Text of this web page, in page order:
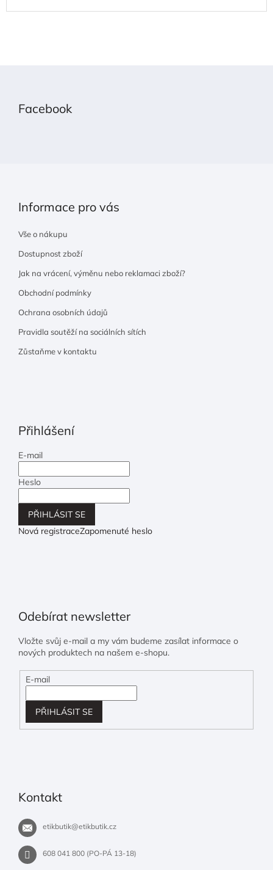
Facebook
Informace pro vás
Vše o nákupu
Dostupnost zboží
Jak na vrácení, výměnu nebo reklamaci zboží?
Obchodní podmínky
Ochrana osobních údajů
Pravidla soutěží na sociálních sítích
Zůstaňme v kontaktu
Přihlášení
E-mail
Heslo
PŘIHLÁSIT SE
Nová registraceZapomenuté heslo
Odebírat newsletter
Vložte svůj e-mail a my vám budeme zasílat informace o
nových produktech na našem e-shopu.
E-mail
PŘIHLÁSIT SE
Kontakt
etikbutik@etikbutik.cz
608 041 800 (PO-PÁ 13-18)